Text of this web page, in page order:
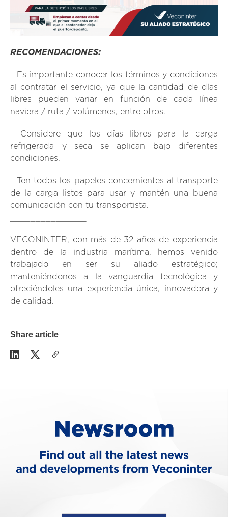
RECOMENDACIONES:
- Es importante conocer los términos y condiciones
al contratar el servicio, ya que la cantidad de días
libres pueden variar en función de cada línea
naviera / ruta / volúmenes, entre otros.
- Considere que los días libres para la carga
refrigerada y seca se aplican bajo diferentes
condiciones.
- Ten todos los papeles concernientes al transporte
de la carga listos para usar y mantén una buena
comunicación con tu transportista.
VECONINTER, con más de 32 años de experiencia
dentro de la industria marítima, hemos venido
trabajado en ser su aliado estratégico;
manteniéndonos a la vanguardia tecnológica y
ofreciéndoles una experiencia única, innovadora y
de calidad.
Share article